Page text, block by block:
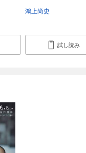
鴻上尚史
試し読み